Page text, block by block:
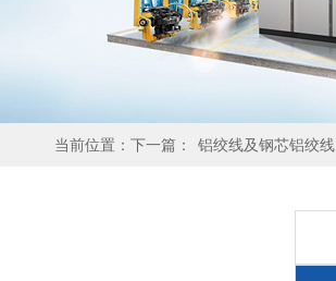
当前位置：下一篇： 铝绞线及钢芯铝绞线